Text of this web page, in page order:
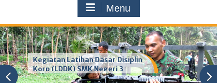
Menu
Kegiatan Latihan Dasar Disiplin
Korp (LDDK) SMK Negeri 3
Pandeglang